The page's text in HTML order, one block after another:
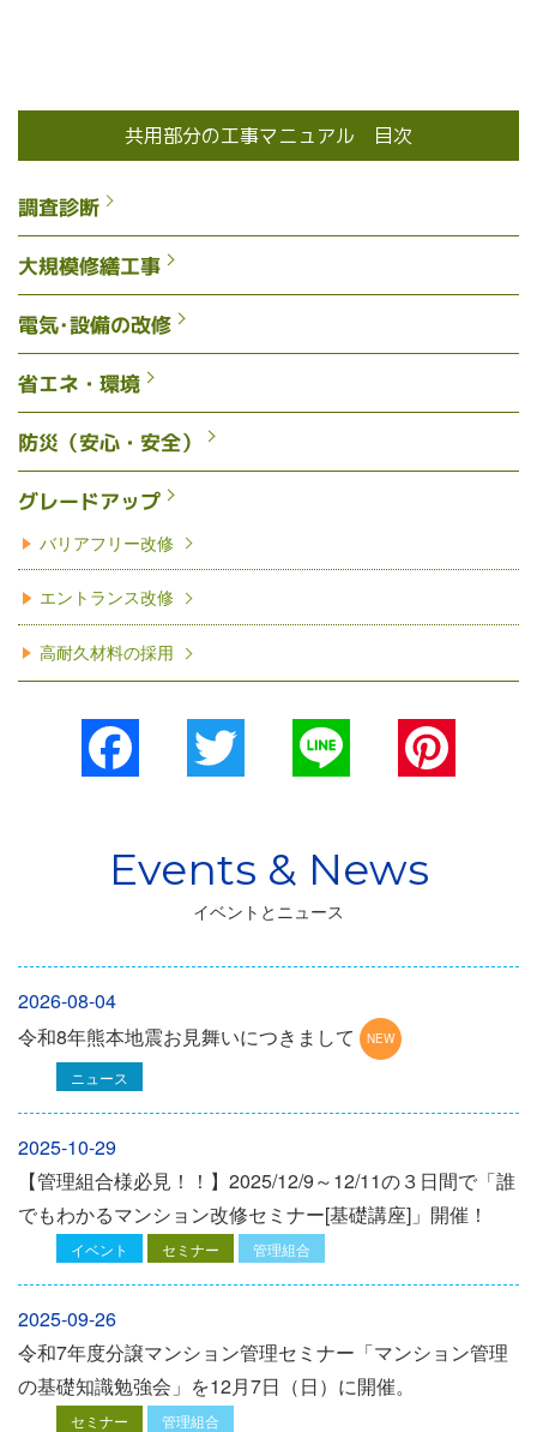
共用部分の工事マニュアル 目次
調査診断
大規模修繕工事
電気･設備の改修
省エネ・環境
防災（安心・安全）
グレードアップ
バリアフリー改修
エントランス改修
高耐久材料の採用
Facebook
イベントとニュース
2026-08-04
令和8年熊本地震お見舞いにつきまして
ニュース
2025-10-29
【管理組合様必見！！】2025/12/9～12/11の３日間で「誰
でもわかるマンション改修セミナー[基礎講座]」開催！
イベント セミナー 管理組合
2025-09-26
令和7年度分譲マンション管理セミナー「マンション管理
の基礎知識勉強会」を12⽉7⽇（⽇）に開催。
セミナー 管理組合